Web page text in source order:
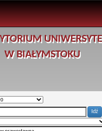
W BIAŁYMSTOKU